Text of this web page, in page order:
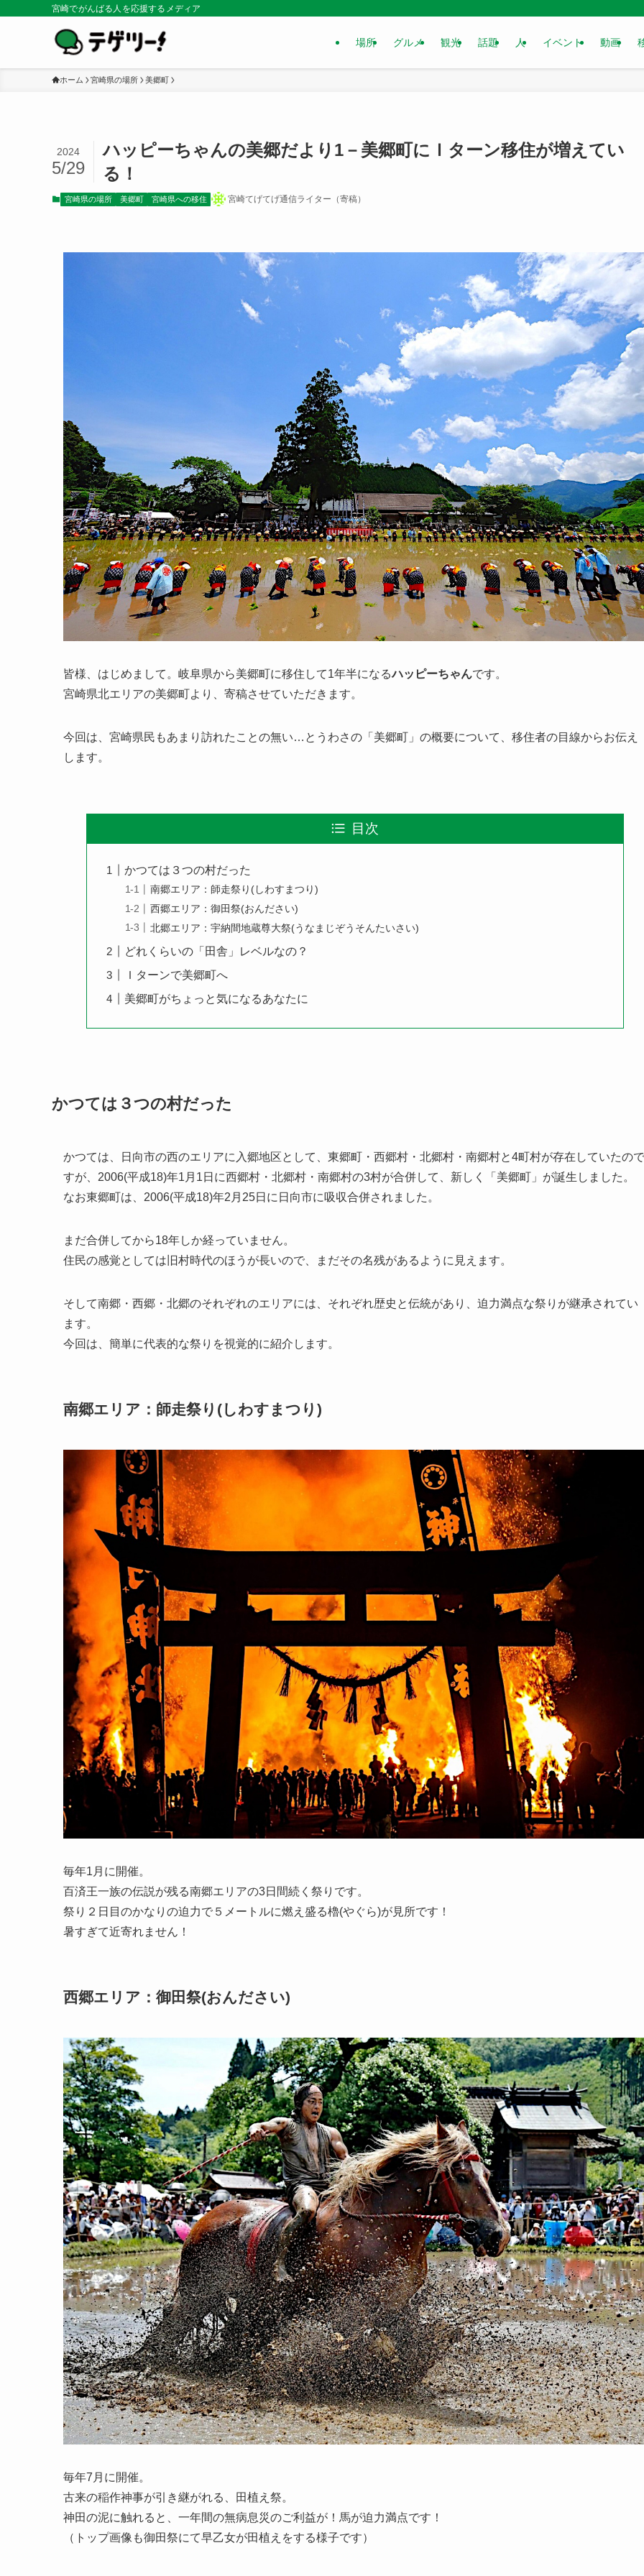
宮崎でがんばる人を応援するメディア
場所 グルメ 観光 話題 人 イベント 動画
ホーム 宮崎県の場所 美郷町
ハッピーちゃんの美郷だより1－美郷町にＩターン移住が増えてい
る！
2024
5/29
宮崎県の場所 美郷町 宮崎県への移住 宮崎てげてげ通信ライター（寄稿）
皆様、はじめまして。岐阜県から美郷町に移住して1年半になるハッピーちゃんです。
宮崎県北エリアの美郷町より、寄稿させていただきます。
今回は、宮崎県民もあまり訪れたことの無い…とうわさの「美郷町」の概要について、移住者の目線からお伝え
します。
目次
かつては３つの村だった
南郷エリア：師走祭り(しわすまつり)
西郷エリア：御田祭(おんださい)
北郷エリア：宇納間地蔵尊大祭(うなまじぞうそんたいさい)
どれくらいの「田舎」レベルなの？
Ｉターンで美郷町へ
美郷町がちょっと気になるあなたに
かつては３つの村だった
かつては、日向市の西のエリアに入郷地区として、東郷町・西郷村・北郷村・南郷村と4町村が存在していたので
すが、2006(平成18)年1月1日に西郷村・北郷村・南郷村の3村が合併して、新しく「美郷町」が誕生しました。
なお東郷町は、2006(平成18)年2月25日に日向市に吸収合併されました。
まだ合併してから18年しか経っていません。
住民の感覚としては旧村時代のほうが長いので、まだその名残があるように見えます。
そして南郷・西郷・北郷のそれぞれのエリアには、それぞれ歴史と伝統があり、迫力満点な祭りが継承されてい
ます。
今回は、簡単に代表的な祭りを視覚的に紹介します。
南郷エリア：師走祭り(しわすまつり)
毎年1月に開催。
百済王一族の伝説が残る南郷エリアの3日間続く祭りです。
祭り２日目のかなりの迫力で５メートルに燃え盛る櫓(やぐら)が見所です！
暑すぎて近寄れません！
西郷エリア：御田祭(おんださい)
毎年7月に開催。
古来の稲作神事が引き継がれる、田植え祭。
神田の泥に触れると、一年間の無病息災のご利益が！馬が迫力満点です！
（トップ画像も御田祭にて早乙女が田植えをする様子です）